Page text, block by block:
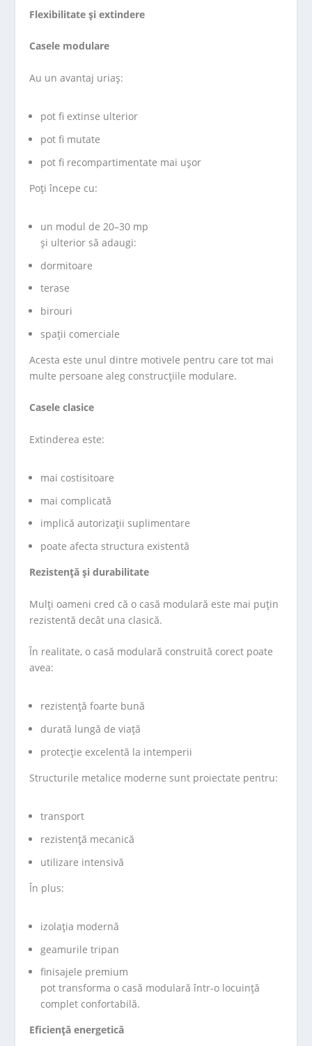
Flexibilitate și extindere
Casele modulare
Au un avantaj uriaș:
pot fi extinse ulterior
pot fi mutate
pot fi recompartimentate mai ușor
Poți începe cu:
un modul de 20–30 mp
și ulterior să adaugi:
dormitoare
terase
birouri
spații comerciale
Acesta este unul dintre motivele pentru care tot mai
multe persoane aleg construcțiile modulare.
Casele clasice
Extinderea este:
mai costisitoare
mai complicată
implică autorizații suplimentare
poate afecta structura existentă
Rezistență și durabilitate
Mulți oameni cred că o casă modulară este mai puțin
rezistentă decât una clasică.
În realitate, o casă modulară construită corect poate
avea:
rezistență foarte bună
durată lungă de viață
protecție excelentă la intemperii
Structurile metalice moderne sunt proiectate pentru:
transport
rezistență mecanică
utilizare intensivă
În plus:
izolația modernă
geamurile tripan
finisajele premium
pot transforma o casă modulară într-o locuință
complet confortabilă.
Eficiență energetică